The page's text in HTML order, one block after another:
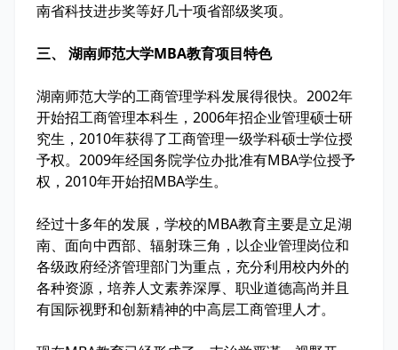
南省科技进步奖等好几十项省部级奖项。
三、 湖南师范大学MBA教育项目特色
湖南师范大学的工商管理学科发展得很快。2002年
开始招工商管理本科生，2006年招企业管理硕士研
究生，2010年获得了工商管理一级学科硕士学位授
予权。2009年经国务院学位办批准有MBA学位授予
权，2010年开始招MBA学生。
经过十多年的发展，学校的MBA教育主要是立足湖
南、面向中西部、辐射珠三角，以企业管理岗位和
各级政府经济管理部门为重点，充分利用校内外的
各种资源，培养人文素养深厚、职业道德高尚并且
有国际视野和创新精神的中高层工商管理人才。